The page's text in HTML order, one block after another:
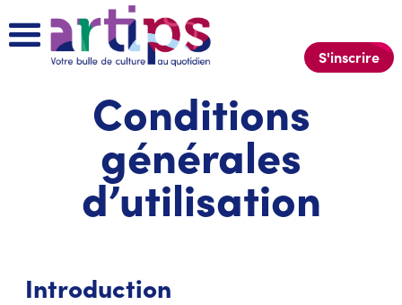
S'inscrire
Conditions
générales
d’utilisation
Introduction